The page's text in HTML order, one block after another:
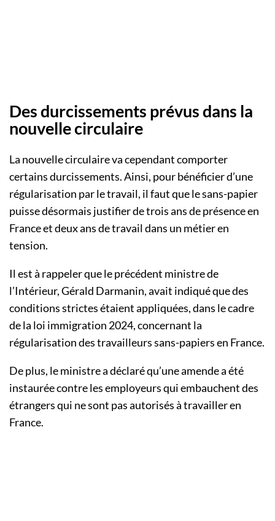
Des durcissements prévus dans la
nouvelle circulaire
La nouvelle circulaire va cependant comporter
certains durcissements. Ainsi, pour bénéficier d’une
régularisation par le travail, il faut que le sans-papier
puisse désormais justifier de trois ans de présence en
France et deux ans de travail dans un métier en
tension.
Il est à rappeler que le précédent ministre de
l’Intérieur, Gérald Darmanin, avait indiqué que des
conditions strictes étaient appliquées, dans le cadre
de la loi immigration 2024, concernant la
régularisation des travailleurs sans-papiers en France.
De plus, le ministre a déclaré qu’une amende a été
instaurée contre les employeurs qui embauchent des
étrangers qui ne sont pas autorisés à travailler en
France.